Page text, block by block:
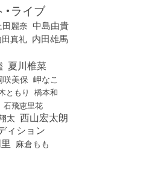
ライブ
田麗奈 中島由貴
田真礼 内田雄馬
夏川椎菜
咲美保 岬なこ
ともり 橋本和
石飛恵里花
太 西山宏太朗
ィション
麻倉もも